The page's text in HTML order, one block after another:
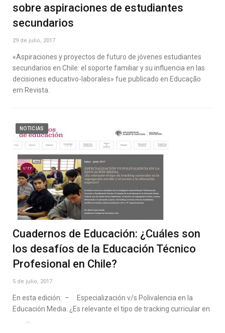
sobre aspiraciones de estudiantes
secundarios
29 de julio, 2017
«Aspiraciones y proyectos de futuro de jóvenes estudiantes
secundarios en Chile: el soporte familiar y su influencia en las
decisiones educativo-laborales» fue publicado en Educação
em Revista.
NOTICIAS
Cuadernos de Educación: ¿Cuáles son
los desafíos de la Educación Técnico
Profesional en Chile?
5 de julio, 2017
En esta edición: – Especialización v/s Polivalencia en la
Educación Media. ¿Es relevante el tipo de tracking curricular en